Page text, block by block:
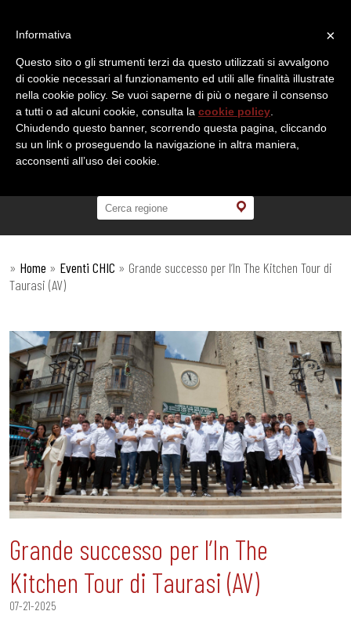
» Home » Eventi CHIC » Grande successo per l’In The Kitchen Tour di
Taurasi (AV)
Grande successo per l’In The
Kitchen Tour di Taurasi (AV)
07-21-2025
×
Informativa
Questo sito o gli strumenti terzi da questo utilizzati si avvalgono
di cookie necessari al funzionamento ed utili alle finalità illustrate
nella cookie policy. Se vuoi saperne di più o negare il consenso
a tutti o ad alcuni cookie, consulta la cookie policy
Chiudendo questo banner, scorrendo questa pagina, cliccando
su un link o proseguendo la navigazione in altra maniera,
acconsenti all’uso dei cookie.